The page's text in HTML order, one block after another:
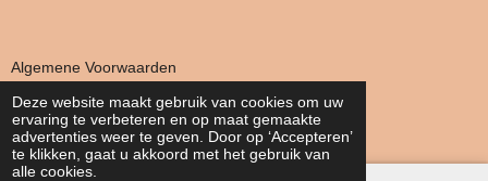
Deze website maakt gebruik van cookies om uw
ervaring te verbeteren en op maat gemaakte
advertenties weer te geven. Door op ‘Accepteren’
te klikken, gaat u akkoord met het gebruik van
alle cookies.
Algemene Voorwaarden
Privacy Verklaring